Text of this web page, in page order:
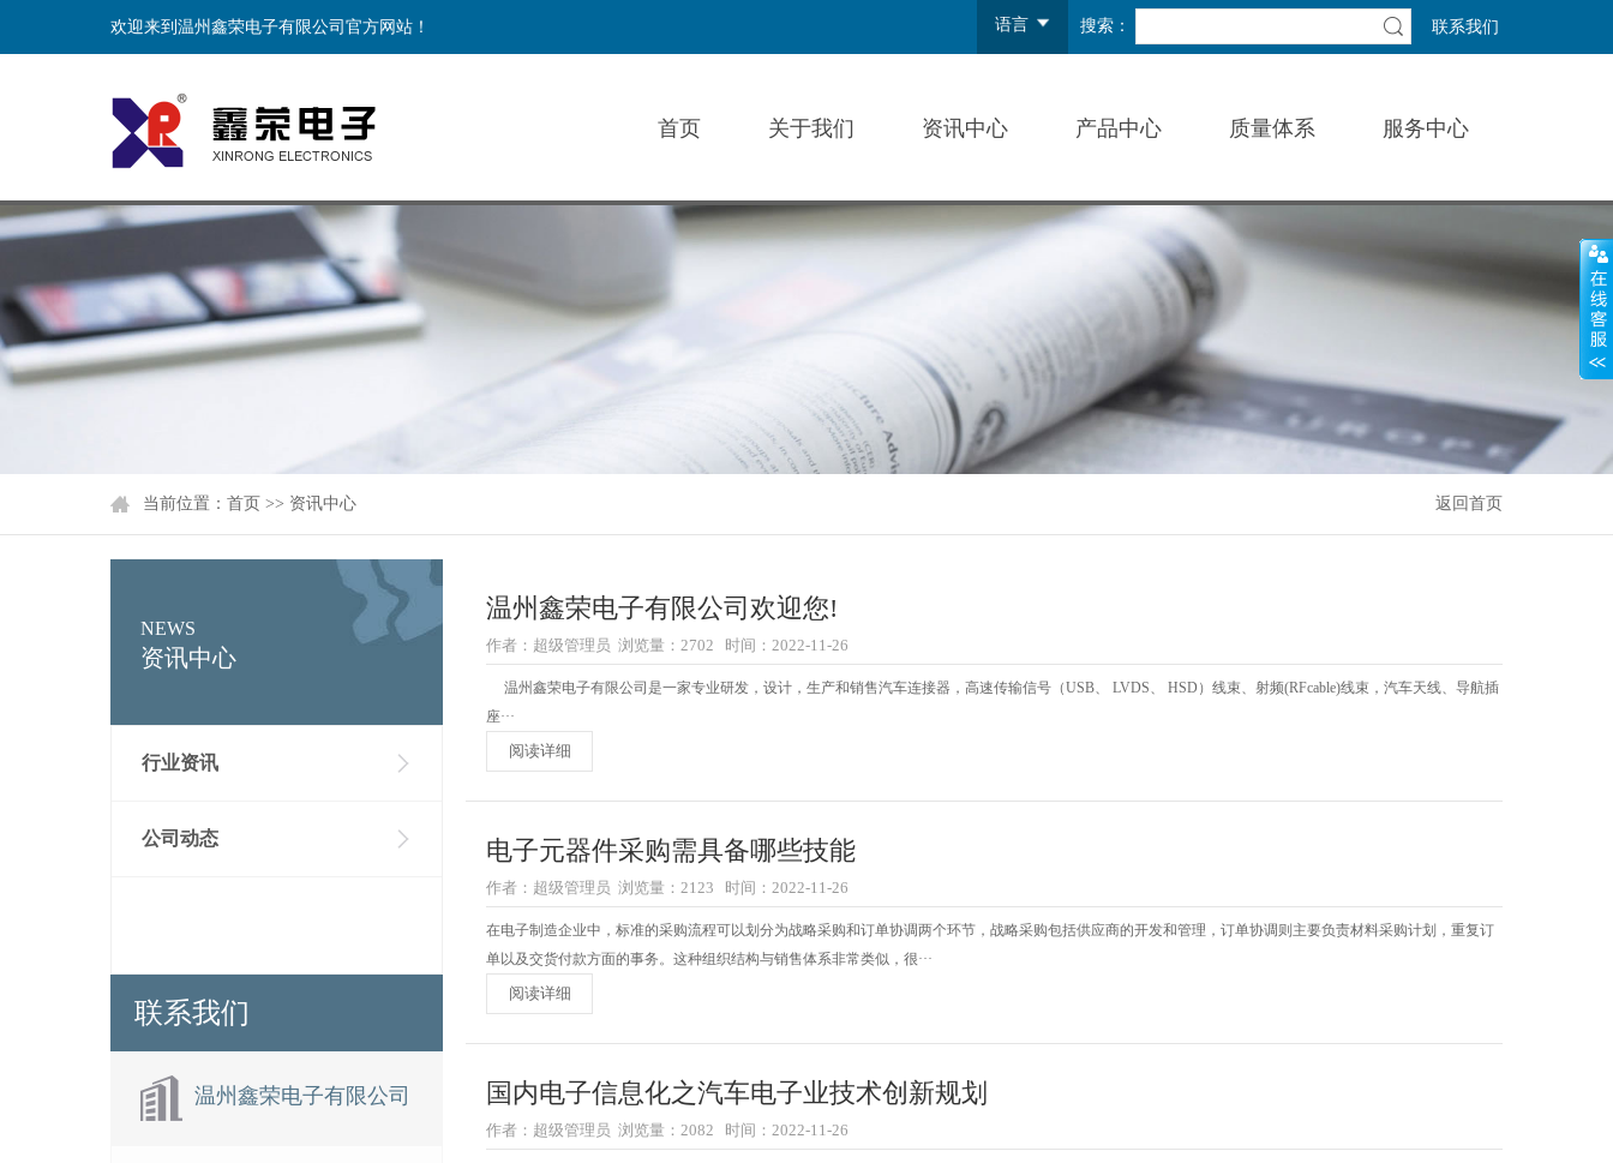
搜索： 联系我们
语言
欢迎来到温州鑫荣电子有限公司官方网站！
首页 关于我们 资讯中心 产品中心 质量体系 服务中心
返回首页
当前位置： 首页 >> 资讯中心
NEWS
资讯中心
行业资讯
公司动态
联系我们
温州鑫荣电子有限公司
温州鑫荣电子有限公司欢迎您!
作者：超级管理员 浏览量：2702 时间：2022-11-26
温州鑫荣电子有限公司是一家专业研发，设计，生产和销售汽车连接器，高速传输信号（USB、 LVDS、 HSD）线束、射频(RFcable)线束，汽车天线、导航插
座···
阅读详细
电子元器件采购需具备哪些技能
作者：超级管理员 浏览量：2123 时间：2022-11-26
在电子制造企业中，标准的采购流程可以划分为战略采购和订单协调两个环节，战略采购包括供应商的开发和管理，订单协调则主要负责材料采购计划，重复订
单以及交货付款方面的事务。这种组织结构与销售体系非常类似，很···
阅读详细
国内电子信息化之汽车电子业技术创新规划
作者：超级管理员 浏览量：2082 时间：2022-11-26